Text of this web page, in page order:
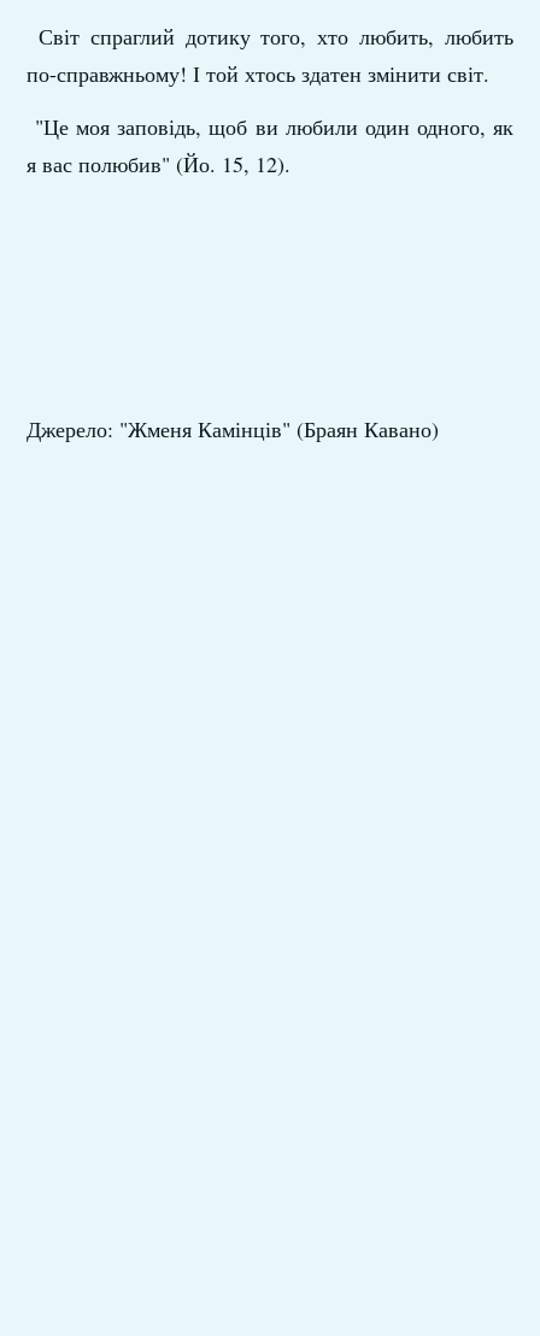
Світ спраглий дотику того, хто любить, любить
по-справжньому! І той хтось здатен змінити світ.
"Це моя заповідь, щоб ви любили один одного, як
я вас полюбив" (Йо. 15, 12).
Джерело: "Жменя Камінців" (Браян Кавано)